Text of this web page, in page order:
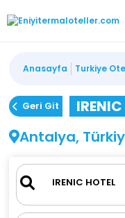
Anasayfa Turkiye
Geri Git
Antalya,